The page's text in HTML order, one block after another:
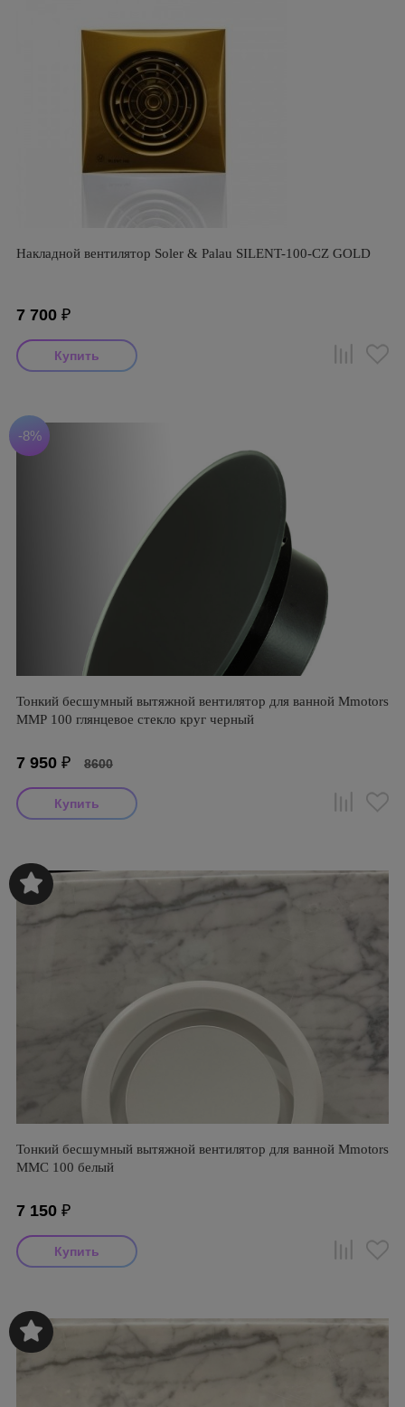
Накладной вентилятор Soler & Palau SILENT-100-CZ GOLD
7 700 ₽
-8%
Тонкий бесшумный вытяжной вентилятор для ванной Mmotors
ММР 100 глянцевое стекло круг черный
7 950 ₽ 8600
Тонкий бесшумный вытяжной вентилятор для ванной Mmotors
ММC 100 белый
7 150 ₽